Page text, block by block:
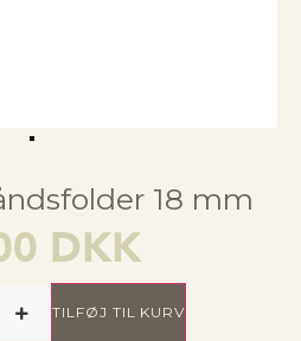
18 mm
DKK
TILFØJ TIL KURV